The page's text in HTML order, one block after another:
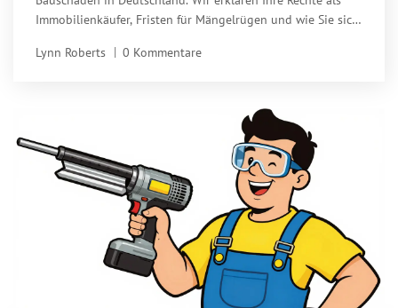
Immobilienkäufer, Fristen für Mängelrügen und wie Sie sich
Lynn Roberts
0 Kommentare